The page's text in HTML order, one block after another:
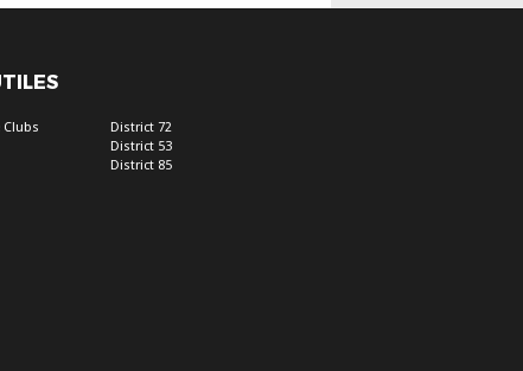
Clubs
District 72
District 53
District 85